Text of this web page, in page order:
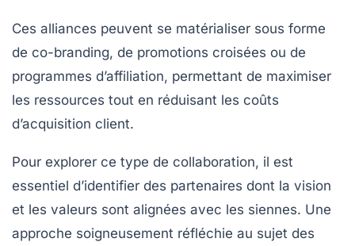
Ces alliances peuvent se matérialiser sous forme
de co-branding, de promotions croisées ou de
programmes d’affiliation, permettant de maximiser
les ressources tout en réduisant les coûts
d’acquisition client.
Pour explorer ce type de collaboration, il est
essentiel d’identifier des partenaires dont la vision
et les valeurs sont alignées avec les siennes. Une
approche soigneusement réfléchie au sujet des